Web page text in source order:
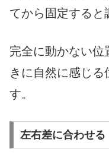
てから固定すると
完全に動かない位
きに自然に感じ
す。
左右差に合わせる